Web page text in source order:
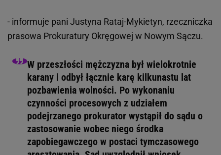
- informuje pani Justyna Rataj-Mykietyn, rzeczniczka
prasowa Prokuratury Okręgowej w Nowym Sączu.
W przeszłości mężczyzna był wielokrotnie
karany i odbył łącznie karę kilkunastu lat
pozbawienia wolności. Po wykonaniu
czynności procesowych z udziałem
podejrzanego prokurator wystąpił do sądu o
zastosowanie wobec niego środka
zapobiegawczego w postaci tymczasowego